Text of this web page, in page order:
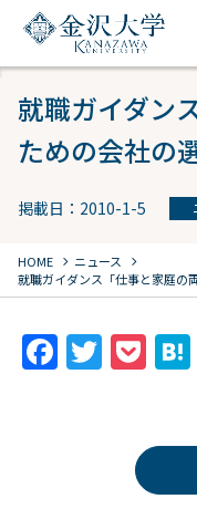
就職ガイダン
ための会社の
掲載日：2010-1-5
HOME chevron_right ニュース chevron_right
就職ガイダンス「仕事と家庭の
F T
er
P
k
et